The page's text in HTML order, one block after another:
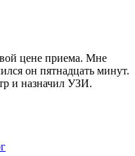
цене приема. Мне
он пятнадцать минут.
и назначил УЗИ.